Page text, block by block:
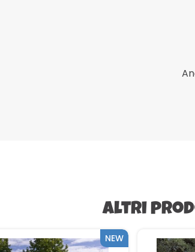
Altri
NEW